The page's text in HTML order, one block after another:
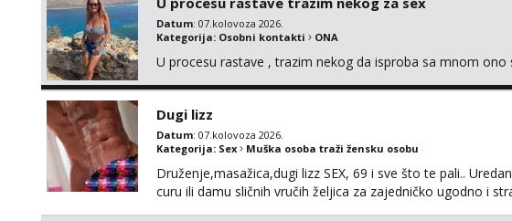
Datum: 07.kolovoza 2026.
Kategorija: Osobni kontakti ONA
U procesu rastave , trazim nekog da isproba sa mnom
Dugi lizz
Datum: 07.kolovoza 2026.
Kategorija: Sex Muška osoba traži žensku osobu
Druženje,masažica,dugi lizz SEX, 69 i sve što te pali..
curu ili damu sličnih vručih željica za zajedničko ugodno i